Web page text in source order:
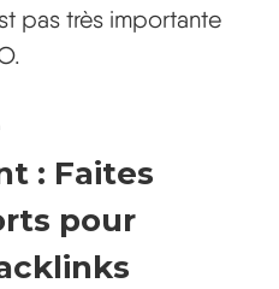
pas très importante
: Faites
pour